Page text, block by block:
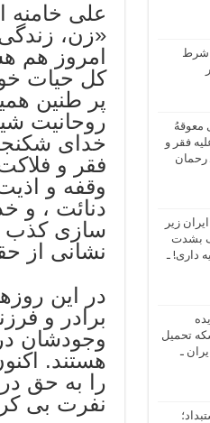
علی خامنه
«زن،
امروز هم
کل حیات
پر طنین
روحانیت
خدای
فقر و
وقفه و
دنائت ، و
سازی کذب
نشانی از
در این
برادر و
وجودشان
هستند.
را به حق
نفرت بی
شرط
معوقهُ
فقر و
رحمان
زیر
بشدت
داری! ـ
تحمیل
ـ